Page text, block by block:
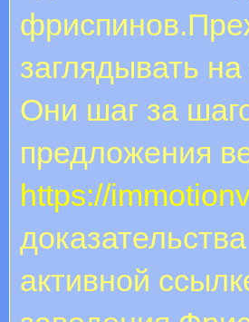
заглядывать
Они шаг за
предложения
https://
активной